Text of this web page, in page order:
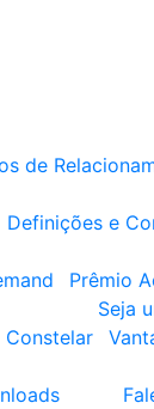
de
Definições e
Prêmio
Seja
Constelar